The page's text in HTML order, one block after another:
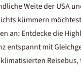
Weite der USA
kümmern
an: Entdecke die
entspannt mit
Reisebus,